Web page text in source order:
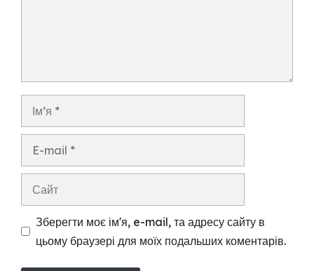
Зберегти моє ім'я, e-mail, та адресу сайту в
цьому браузері для моїх подальших коментарів.